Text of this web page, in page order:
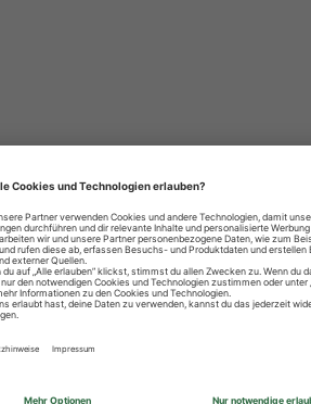
Einstellungen